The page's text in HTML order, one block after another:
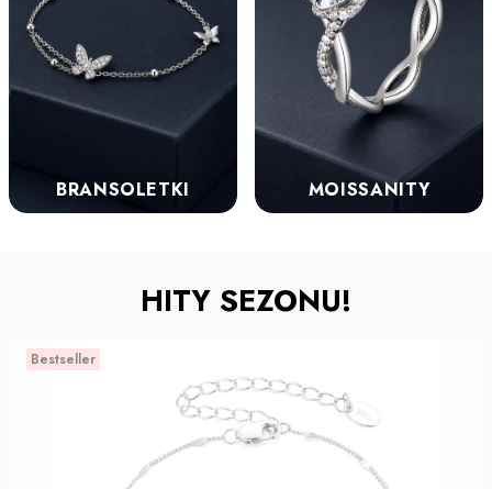
BRANSOLETKI MOISSANITY
HITY SEZONU!
Bestseller